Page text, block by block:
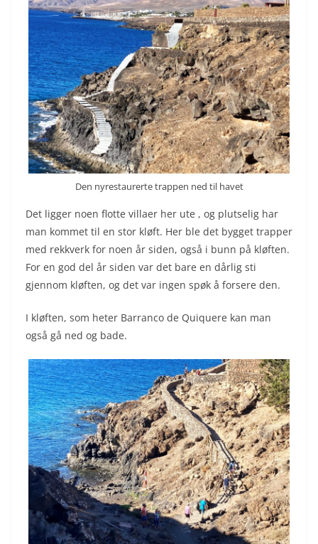
Den nyrestaurerte trappen ned til havet
Det ligger noen flotte villaer her ute , og plutselig har
man kommet til en stor kløft. Her ble det bygget trapper
med rekkverk for noen år siden, også i bunn på kløften.
For en god del år siden var det bare en dårlig sti
gjennom kløften, og det var ingen spøk å forsere den.
I kløften, som heter Barranco de Quiquere kan man
også gå ned og bade.